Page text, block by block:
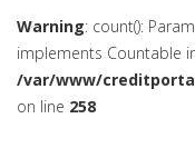
Warning: count():
implements Countable
/var/www/
on line 258